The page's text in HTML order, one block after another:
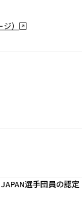
）
選手団員の認定